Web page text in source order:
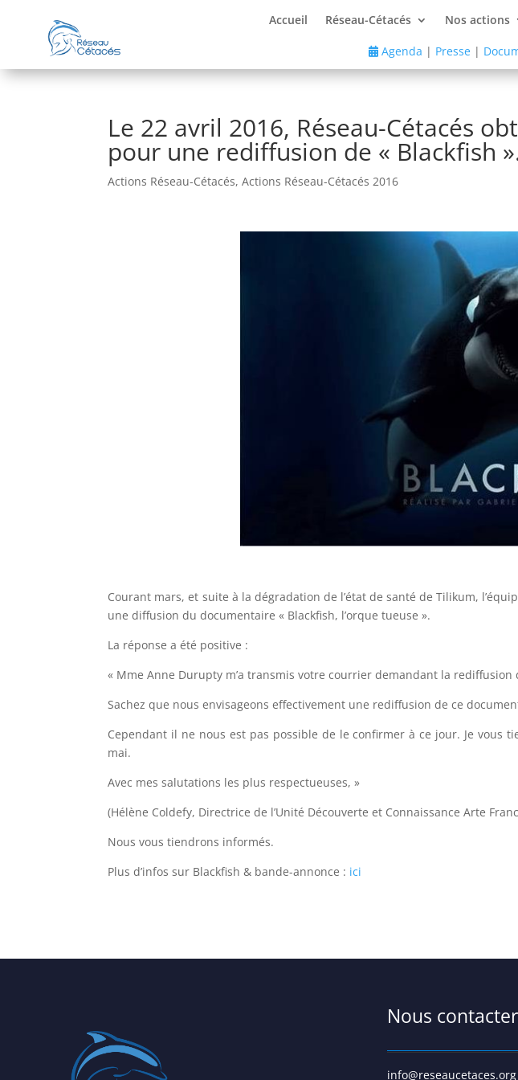
Accueil Réseau-Cétacés Nos actions
Agenda | Presse|
Le 22 avril 2016, Réseau-Cétacés
pour une rediffusion de « Blackfish
Actions Réseau-Cétacés,Actions Réseau-Cétacés 2016
Courant mars, et suite à la dégradation de l’état de santé de Tilikum,
une diffusion du documentaire « Blackfish, l’orque tueuse ».
La réponse a été positive :
« Mme Anne Durupty m’a transmis votre courrier demandant la
Sachez que nous envisageons effectivement une rediffusion de ce
Cependant il ne nous est pas possible de le confirmer à ce jour. Je vous
mai.
Avec mes salutations les plus respectueuses, »
(Hélène Coldefy, Directrice de l’Unité Découverte et Connaissance Arte
Nous vous tiendrons informés.
Plus d’infos sur Blackfish & bande-annonce : ici
Nous contacter
info@reseaucetaces.org